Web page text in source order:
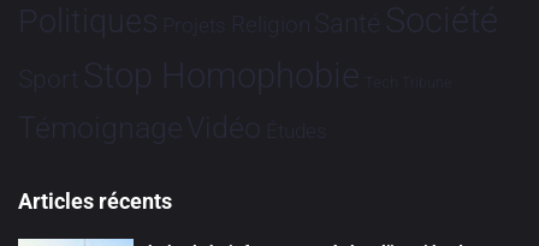
Politiques Projets Religion Santé Société
Sport Stop Homophobie Tech Tribune
TémoignageVidéo Études
Articles récents